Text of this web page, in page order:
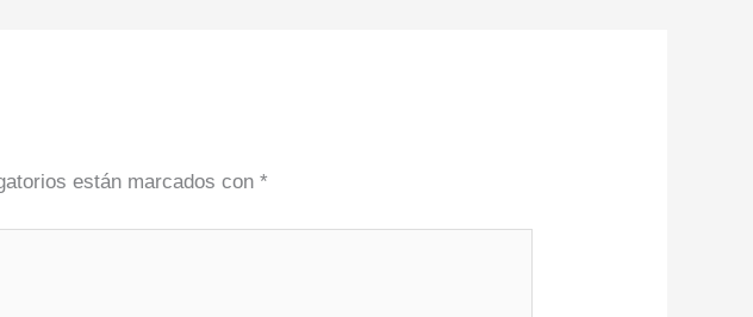
están marcados con*